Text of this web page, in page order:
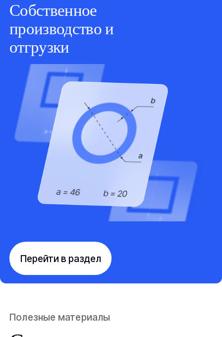
Собственное
производство и
отгрузки
Перейти в раздел
Полезные материалы